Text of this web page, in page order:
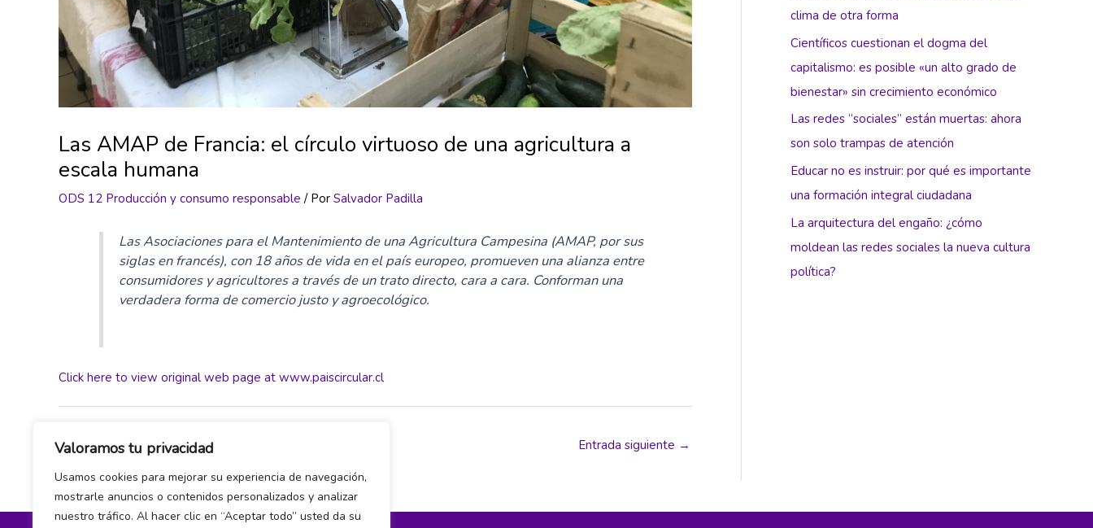
Valoramos tu privacidad
Usamos cookies para mejorar su experiencia de navegación,
mostrarle anuncios o contenidos personalizados y analizar
nuestro tráfico. Al hacer clic en “Aceptar todo” usted da su
Las AMAP de Francia: el círculo virtuoso de una agricultura a
escala humana
ODS 12 Producción y consumo responsable / Por Salvador Padilla
Las Asociaciones para el Mantenimiento de una Agricultura Campesina (AMAP, por sus
siglas en francés), con 18 años de vida en el país europeo, promueven una alianza entre
consumidores y agricultores a través de un trato directo, cara a cara. Conforman una
verdadera forma de comercio justo y agroecológico.
Click here to view original web page at www.paiscircular.cl
←Entrada anterior Entrada siguiente →
clima de otra forma
Científicos cuestionan el dogma del
capitalismo: es posible «un alto grado de
bienestar» sin crecimiento económico
Las redes “sociales” están muertas: ahora
son solo trampas de atención
Educar no es instruir: por qué es importante
una formación integral ciudadana
La arquitectura del engaño: ¿cómo
moldean las redes sociales la nueva cultura
política?